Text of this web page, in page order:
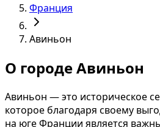
Франция
Авиньон
О городе Авиньон
Авиньон — это историческое
которое благодаря своему
на юге Франции является